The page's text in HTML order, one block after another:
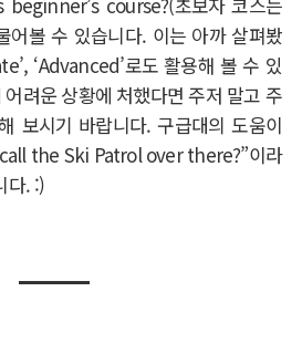
어볼 수 있습니다. 이는 아까 살펴봤
‘Advanced’로도 활용해 볼 수 있
려운 상황에 처했다면 주저 말고 주
보시기 바랍니다.구급대의 도움이
the Ski Patrol over there?”이라
다. :)